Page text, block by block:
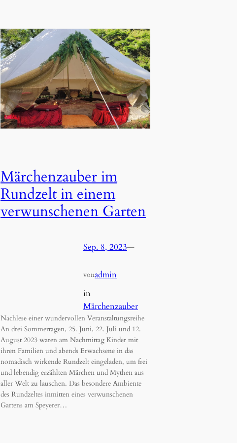
Märchenzauber im
Rundzelt in einem
verwunschenen Garten
Sep. 8, 2023—
vonadmin
in
Märchenzauber
Nachlese einer wundervollen Veranstaltungsreihe
An drei Sommertagen, 25. Juni, 22. Juli und 12.
August 2023 waren am Nachmittag Kinder mit
ihren Familien und abends Erwachsene in das
nomadisch wirkende Rundzelt eingeladen, um frei
und lebendig erzählten Märchen und Mythen aus
aller Welt zu lauschen. Das besondere Ambiente
des Rundzeltes inmitten eines verwunschenen
Gartens am Speyerer…